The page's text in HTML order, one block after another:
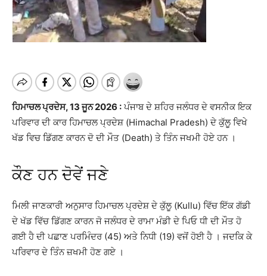
ਹਿਮਾਚਲ ਪ੍ਰਦੇਸ, 13 ਜੂਨ 2026 : ਪੰਜਾਬ ਦੇ ਸ਼ਹਿਰ ਜਲੰਧਰ ਦੇ ਵਸਨੀਕ ਇਕ
ਪਰਿਵਾਰ ਦੀ ਕਾਰ ਹਿਮਾਚਲ ਪ੍ਰਦੇਸ਼ (Himachal Pradesh) ਦੇ ਕੁੱਲੂ ਵਿਖੇ
ਖੱਡ ਵਿਚ ਡਿੱਗਣ ਕਾਰਨ ਦੋ ਦੀ ਮੌਤ (Death) ਤੇ ਤਿੰਨ ਜਖਮੀ ਹੋਏ ਹਨ ।
ਕੌਣ ਹਨ ਦੋਵੇਂ ਜਣੇ
ਮਿਲੀ ਜਾਣਕਾਰੀ ਅਨੁਸਾਰ ਹਿਮਾਚਲ ਪ੍ਰਦੇਸ਼ ਦੇ ਕੁੱਲੂ (Kullu) ਵਿੱਚ ਇੱਕ ਗੱਡੀ
ਦੇ ਖੱਡ ਵਿੱਚ ਡਿੱਗਣ ਕਾਰਨ ਜੋ ਜਲੰਧਰ ਦੇ ਰਾਮਾ ਮੰਡੀ ਦੇ ਪਿਓ ਧੀ ਦੀ ਮੌਤ ਹੋ
ਗਈ ਹੈ ਦੀ ਪਛਾਣ ਪਰਮਿੰਦਰ (45) ਅਤੇ ਨਿਧੀ (19) ਵਜੋਂ ਹੋਈ ਹੈ । ਜਦਕਿ ਕੇ
ਪਰਿਵਾਰ ਦੇ ਤਿੰਨ ਜ਼ਖਮੀ ਹੋਣ ਗਏ ।